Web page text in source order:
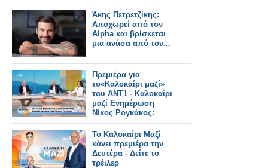
Άκης Πετρετζίκης:
Αποχωρεί από τον
Alpha και βρίσκεται
μια ανάσα από τον...
Πρεμιέρα για
το«Καλοκαίρι μαζί»
του ΑΝΤ1 - Καλοκαίρι
μαζί Ενημέρωση
Νίκος Ρογκάκος:
«Επιλογή του
σταθμού είναι να
προχωρήσει την
ενημέρωση»
Το Καλοκαίρι Μαζί
κάνει πρεμιέρα την
Δευτέρα - Δείτε το
τρέιλερ